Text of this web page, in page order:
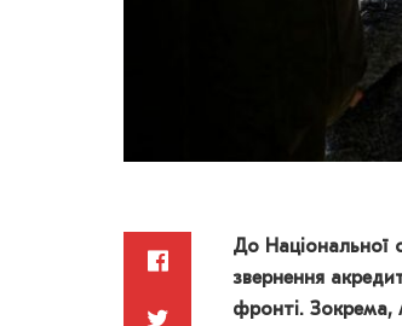
До Національної
звернення
фронті. Зокрема,